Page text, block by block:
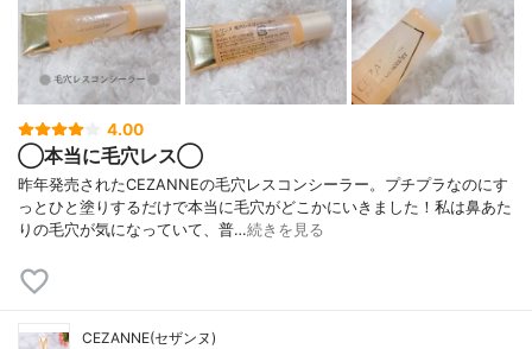
4.00
◯本当に毛穴レス◯
昨年発売されたCEZANNEの毛穴レスコンシーラー。プチプラなのにす
っとひと塗りするだけで本当に毛穴がどこかにいきました！私は鼻あた
りの毛穴が気になっていて、普…続きを見る
CEZANNE(セザンヌ)